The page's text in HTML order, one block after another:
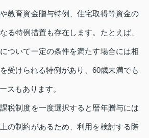
教育資金贈与特例、住宅取得等資金の
る特例措置も存在します。たとえば、
ついて一定の条件を満たす場合には相
受けられる特例があり、60歳未満でも
スもあります。
税制度を一度選択すると暦年贈与には
の制約があるため、利用を検討する際